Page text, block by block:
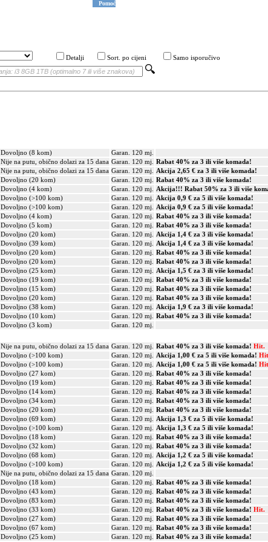
Pomoć
Detalji Sort. po cijeni Samo isporučivo
Dovoljno (8 kom)
Garan. 120 mj.
Nije na putu, obično dolazi za 15 dana Garan. 120 mj.
Rabat 40% za 3 ili više komada!
Nije na putu, obično dolazi za 15 dana Garan. 120 mj.
Akcija 2,65 € za 3 ili više komada!
Dovoljno (20 kom) Garan. 120 mj.
Rabat 40% za 3 ili više komada!
Dovoljno (4 kom) Garan. 120 mj.
Akcija!!! Rabat 50% za 3 ili više
Dovoljno (>100 kom) Garan. 120 mj.
Akcija 0,9 € za 5 ili više komada!
Dovoljno (>100 kom) Garan. 120 mj.
Akcija 0,9 € za 5 ili više komada!
Dovoljno (4 kom) Garan. 120 mj.
Rabat 40% za 3 ili više komada!
Dovoljno (5 kom) Garan. 120 mj.
Rabat 40% za 3 ili više komada!
Dovoljno (20 kom) Garan. 120 mj.
Akcija 1,4 € za 3 ili više komada!
Dovoljno (39 kom) Garan. 120 mj.
Akcija 1,4 € za 3 ili više komada!
Dovoljno (20 kom) Garan. 120 mj.
Rabat 40% za 3 ili više komada!
Dovoljno (20 kom) Garan. 120 mj.
Rabat 40% za 3 ili više komada!
Dovoljno (25 kom) Garan. 120 mj.
Akcija 1,5 € za 3 ili više komada!
Dovoljno (19 kom) Garan. 120 mj.
Rabat 40% za 3 ili više komada!
Dovoljno (15 kom) Garan. 120 mj.
Rabat 40% za 3 ili više komada!
Dovoljno (20 kom) Garan. 120 mj.
Rabat 40% za 3 ili više komada!
Dovoljno (38 kom) Garan. 120 mj.
Akcija 1,9 € za 3 ili više komada!
Dovoljno (10 kom) Garan. 120 mj.
Rabat 40% za 3 ili više komada!
Dovoljno (3 kom)
Garan. 120 mj.
Nije na putu, obično dolazi za 15 dana Garan. 120 mj. Rabat 40% za 3 ili više komada! Hit.
Dovoljno (>100 kom) Garan. 120 mj. Akcija 1,00 € za 5 ili više komada!
Dovoljno (>100 kom) Garan. 120 mj. Akcija 1,00 € za 5 ili više komada!
Dovoljno (27 kom) Garan. 120 mj.
Rabat 40% za 3 ili više komada!
Dovoljno (19 kom) Garan. 120 mj.
Rabat 40% za 3 ili više komada!
Dovoljno (14 kom) Garan. 120 mj.
Rabat 40% za 3 ili više komada!
Dovoljno (34 kom) Garan. 120 mj.
Rabat 40% za 3 ili više komada!
Dovoljno (20 kom) Garan. 120 mj.
Rabat 40% za 3 ili više komada!
Dovoljno (69 kom) Garan. 120 mj.
Akcija 1,3 € za 5 ili više komada!
Dovoljno (>100 kom) Garan. 120 mj.
Akcija 1,3 € za 5 ili više komada!
Dovoljno (18 kom) Garan. 120 mj.
Rabat 40% za 3 ili više komada!
Dovoljno (32 kom) Garan. 120 mj.
Rabat 40% za 3 ili više komada!
Dovoljno (68 kom) Garan. 120 mj.
Akcija 1,2 € za 5 ili više komada!
Dovoljno (>100 kom) Garan. 120 mj.
Akcija 1,2 € za 5 ili više komada!
Nije na putu, obično dolazi za 15 dana Garan. 120 mj.
Dovoljno (18 kom) Garan. 120 mj.
Rabat 40% za 3 ili više komada!
Dovoljno (43 kom) Garan. 120 mj.
Rabat 40% za 3 ili više komada!
Dovoljno (83 kom) Garan. 120 mj.
Rabat 40% za 3 ili više komada!
Dovoljno (33 kom) Garan. 120 mj. Rabat 40% za 3 ili više komada! Hit.
Dovoljno (27 kom) Garan. 120 mj.
Rabat 40% za 3 ili više komada!
Dovoljno (67 kom) Garan. 120 mj.
Rabat 40% za 3 ili više komada!
Dovoljno (25 kom) Garan. 120 mj. Rabat 40% za 3 ili više komada!